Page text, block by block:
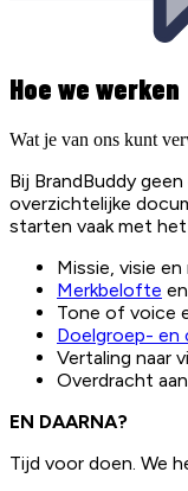
Hoe we werken
Wat je van ons kunt
Bij BrandBuddy
overzichtelijke
starten vaak met
Missie, visie
Merkbelofte en
Tone of voice
Doelgroep- en
Vertaling naar
Overdracht
EN DAARNA?
Tijd voor doen. We